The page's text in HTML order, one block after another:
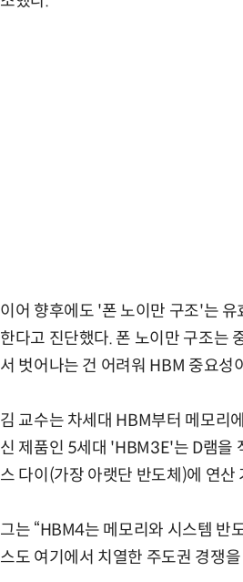
이어 향후에도 '폰 노이만 구조'는
한다고 진단했다. 폰 노이만 구조는
서 벗어나는 건 어려워 HBM 중요성
김 교수는 차세대 HBM부터 메모리
신 제품인 5세대 'HBM3E'는 D램을
스 다이(가장 아랫단 반도체)에 연
그는 “HBM4는 메모리와 시스템 반
스도 여기에서 치열한 주도권 경쟁